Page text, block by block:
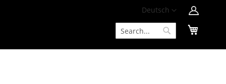
Zum
springen
Sprache
Deutsch
Mein
Suche